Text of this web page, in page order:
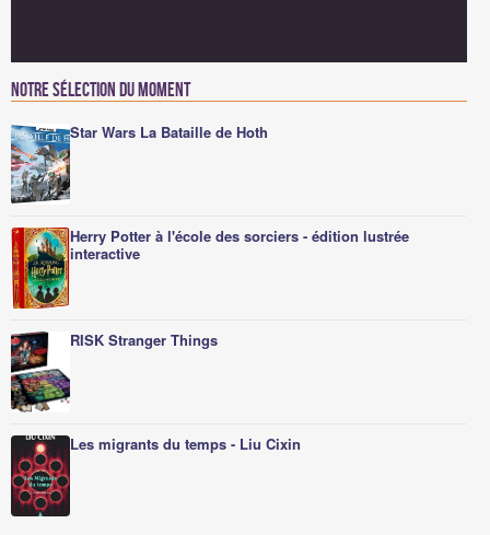
Notre sélection du moment
Star Wars La Bataille de Hoth
Herry Potter à l'école des sorciers - édition lustrée
interactive
RISK Stranger Things
Les migrants du temps - Liu Cixin